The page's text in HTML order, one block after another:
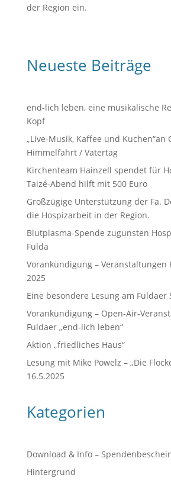
der Region ein.
Neueste Beiträge
end-lich leben, eine musikalische
Kopf
„Live-Musik, Kaffee und Kuchen“an
Himmelfahrt / Vatertag
Kirchenteam Hainzell spendet für
Taizé-Abend hilft mit 500 Euro
Großzügige Unterstützung der Fa.
die Hospizarbeit in der Region.
Blutplasma-Spende zugunsten
Fulda
Vorankündigung – Veranstaltungen
2025
Eine besondere Lesung am Fuldaer
Vorankündigung – Open-Air-
Fuldaer „end-lich leben“
Aktion „friedliches Haus“
Lesung mit Mike Powelz – „Die
16.5.2025
Kategorien
Download & Info –
Hintergrund